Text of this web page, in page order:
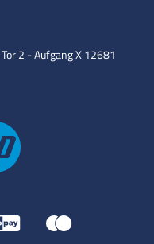
Tor 2 - Aufgang X12681